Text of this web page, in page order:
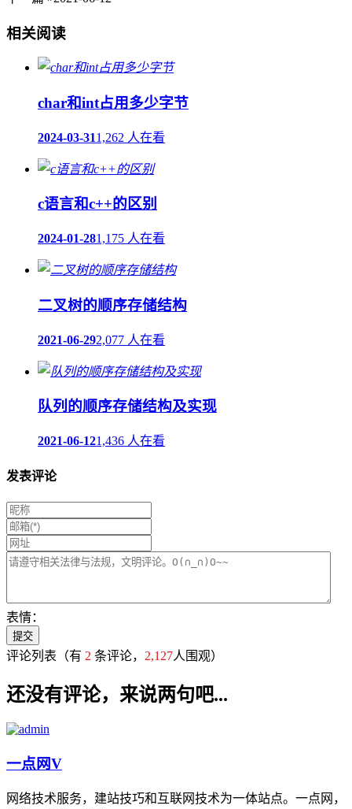
相关阅读
char和int占用多少字节
2024-03-311,262 人在看
c语言和c++的区别
2024-01-281,175 人在看
二叉树的顺序存储结构
2021-06-292,077 人在看
队列的顺序存储结构及实现
2021-06-121,436 人在看
发表评论
表情：
评论列表 （有 2 条评论， 2,127人围观）
还没有评论，来说两句吧...
一点网V
网络技术服务，建站技巧和互联网技术为一体站点。一点网，